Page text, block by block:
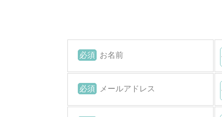
必須 お名前
必須 メールアドレス